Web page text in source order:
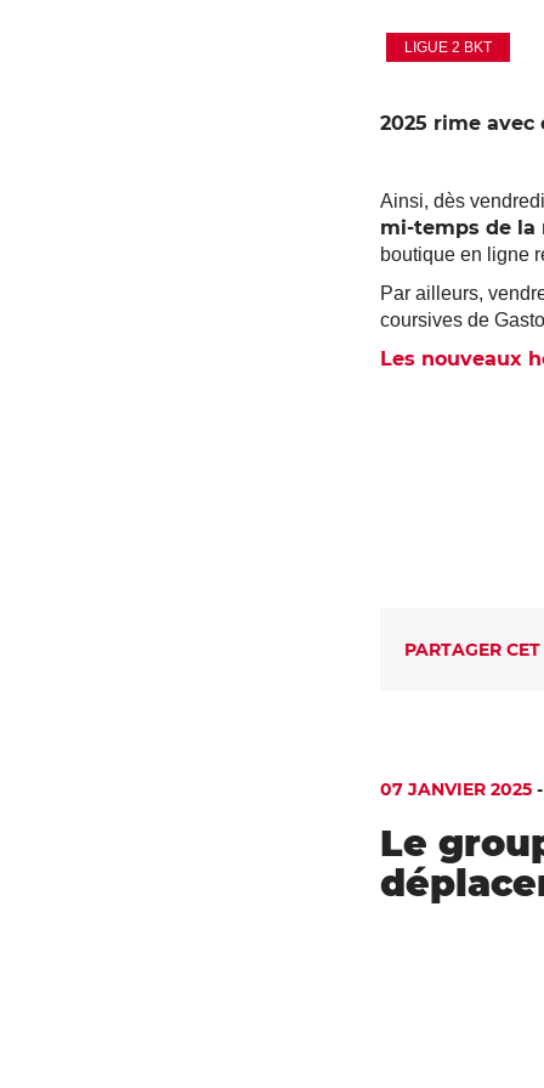
LIGUE 2 BKT
2025 rime avec
Ainsi, dès
mi-temps de la
boutique en ligne
Par ailleurs,
coursives de
Les nouveaux
PARTAGER
07 JANVIER 2025 -
Le